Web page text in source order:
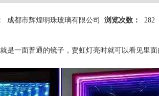
成都市辉煌明珠玻璃有限公司 浏览次数： 282
是一面普通的镜子，贾虹灯亮时就可以看见里